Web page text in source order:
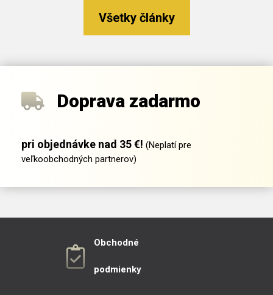
Všetky články
Doprava zadarmo
pri objednávke nad 35 €! (Neplatí pre
veľkoobchodných partnerov)
Obchodné
podmienky